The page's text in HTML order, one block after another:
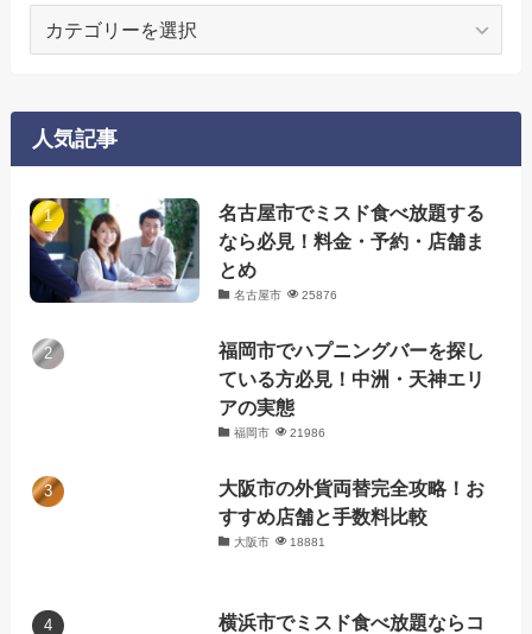
ー
人気記事
名古屋市でミスド食べ放題する
なら必見！料金・予約・店舗ま
とめ
名古屋市 25876
福岡市でハプニングバーを探し
ている方必見！中洲・天神エリ
アの実態
福岡市 21986
大阪市の外貨両替完全攻略！お
すすめ店舗と手数料比較
大阪市 18881
横浜市でミスド食べ放題ならコ